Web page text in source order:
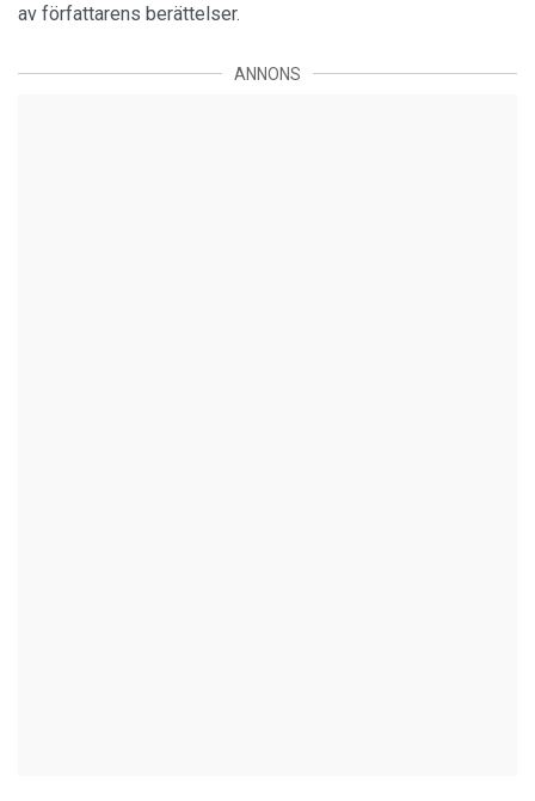
av författarens berättelser.
ANNONS